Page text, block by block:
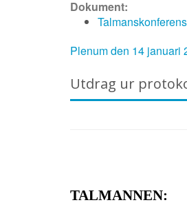
Dokument:
Plenum den 14 januari
Utdrag ur
TALMANNEN: